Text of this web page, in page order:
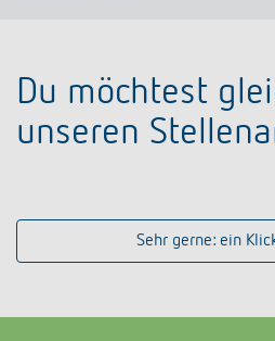
Einstiegsmöglichkeiten
Theben sind wir!
Du möchtest
unseren
Sehr gerne: ein